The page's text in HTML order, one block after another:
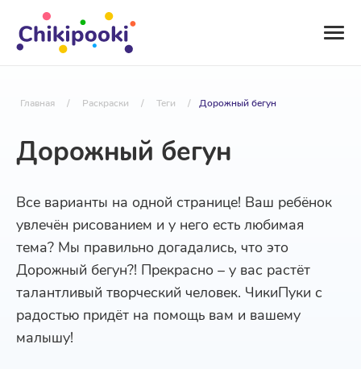
Главная / Раскраски / Теги / Дорожный бегун
Дорожный бегун
Все варианты на одной странице! Ваш ребёнок
увлечён рисованием и у него есть любимая
тема? Мы правильно догадались, что это
Дорожный бегун?! Прекрасно – у вас растёт
талантливый творческий человек. ЧикиПуки с
радостью придёт на помощь вам и вашему
малышу!